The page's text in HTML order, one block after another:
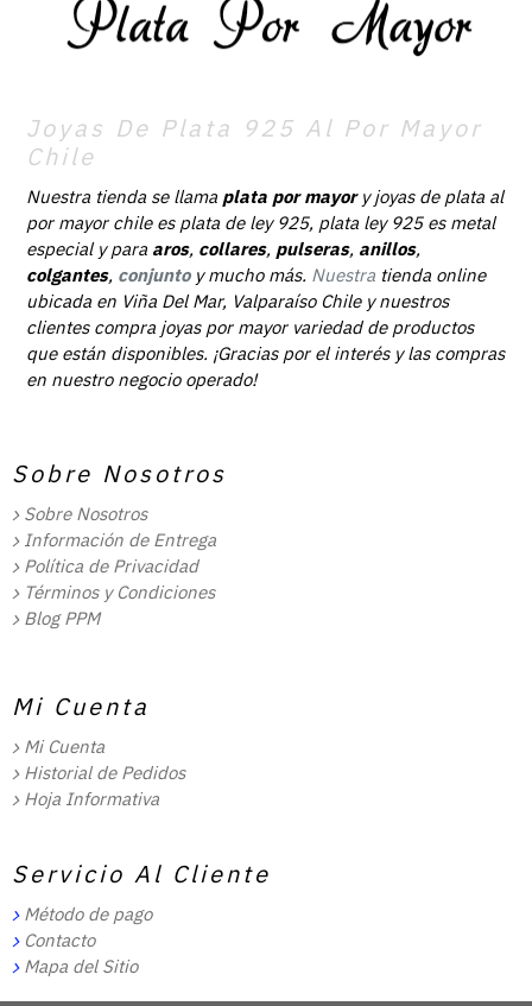
Joyas De Plata 925 Al Por Mayor
Chile
Nuestra tienda se llama plata por mayory joyas de plata al
por mayor chile es plata de ley 925, plata ley 925 es metal
especial y para aros, collares, pulseras, anillos,
colgantes, conjunto y mucho más. Nuestra tienda online
ubicada en Viña Del Mar, Valparaíso Chile y nuestros
clientes compra joyas por mayor variedad de productos
que están disponibles. ¡Gracias por el interés y las compras
en nuestro negocio operado!
Sobre Nosotros
Sobre Nosotros
Información de Entrega
Política de Privacidad
Términos y Condiciones
Blog PPM
Mi Cuenta
Mi Cuenta
Historial de Pedidos
Hoja Informativa
Servicio Al Cliente
Método de pago
Contacto
Mapa del Sitio